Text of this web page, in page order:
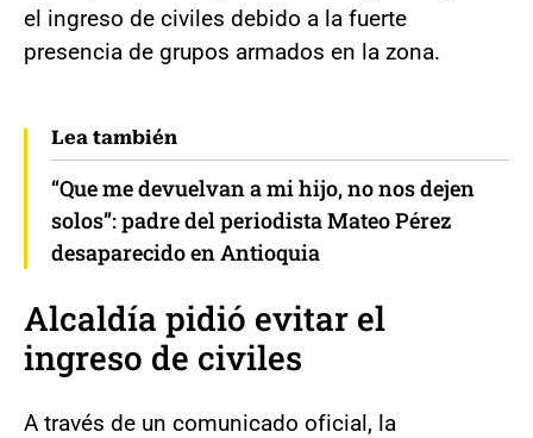
el ingreso de civiles debido a la fuerte
presencia de grupos armados en la zona.
Lea también
“Que me devuelvan a mi hijo, no nos dejen
solos”: padre del periodista Mateo Pérez
desaparecido en Antioquia
Alcaldía pidió evitar el
ingreso de civiles
A través de un comunicado oficial, la